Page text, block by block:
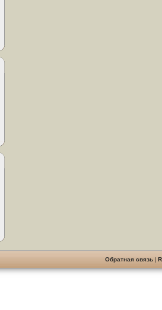
Обратная связь